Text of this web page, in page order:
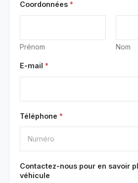
Coordonnées *
Prénom Nom
E-mail *
Téléphone *
Contactez-nous pour en savoir
véhicule